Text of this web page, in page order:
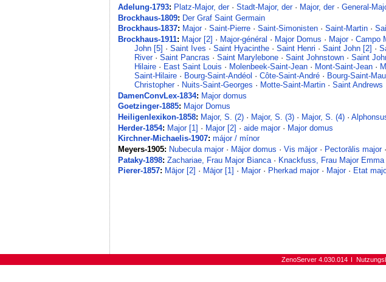
Adelung-1793: Platz-Major, der·Stadt-Major, der· Major, der·General-
Brockhaus-1809: Der Graf Saint Germain
Brockhaus-1837: Major·Saint-Pierre ·Saint-Simonisten ·Saint-Martin ·
Brockhaus-1911: Major [2] · Major-général · Major Domus · Major·Campo
John [5] · Saint Ives · Saint Hyacinthe· Saint Henri · Saint John [2] ·
River· Saint Pancras · Saint Marylebone· Saint Johnstown· Saint
Hilaire· East Saint Louis · Molenbeek-Saint-Jean· Mont-Saint-Jean·
Saint-Hilaire· Bourg-Saint-Andéol · Côte-Saint-André· Bourg-Saint-
Christopher· Nuits-Saint-Georges · Motte-Saint-Martin· Saint Andrews
DamenConvLex-1834: Major domus
Goetzinger-1885: Major Domus
Heiligenlexikon-1858: Major, S. (2) · Major, S. (3) · Major, S. (4) ·
Herder-1854: Major [1] · Major [2] ·aide major· Major domus
Kirchner-Michaelis-1907: májor / mínor
Meyers-1905: Nubecula major· Mājor domus ·Vis mājor· Pectorālis major·
Pataky-1898: Zachariae, Frau Major Bianca · Knackfuss, Frau Major Emma
Pierer-1857: Mājor [2] · Mājor [1] · Major· Pherkad major· Major· Etat
ZenoServer 4.030.014